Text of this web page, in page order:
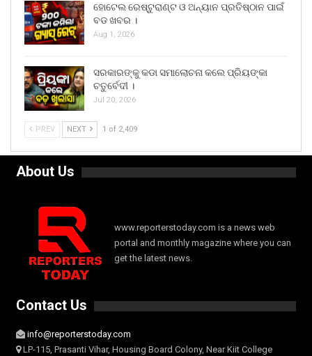
ହୋଟେଲ ରେଷ୍ଟୁରାଣ୍ଟ ଓ ଅନ୍ୟାନ ପ୍ରତିଷ୍ଠାନ ପାଇଁ
ବଡ ଖବର ।
Aug 1, 2026
ସରକାରଙ୍କୁ କଡା ସମାଲୋଚନା କଲେ ପ୍ରିୟଙ୍କା
ଚତୁର୍ବେଦୀ ।
Jul 20, 2026
PREV NEXT 1 of 2,409
About Us
www.reporterstoday.com is a news web
portal and monthly magazine where you can
get the latest news.
Contact Us
info@reporterstoday.com
LP-115, Prasanti Vihar, Housing Board Colony, Near Kiit College